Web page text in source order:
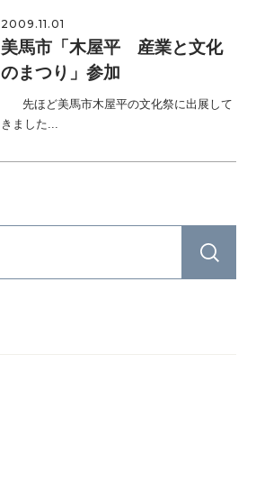
2009.11.01
美馬市「木屋平 産業と文化
のまつり」参加
先ほど美馬市木屋平の文化祭に出展して
きました...